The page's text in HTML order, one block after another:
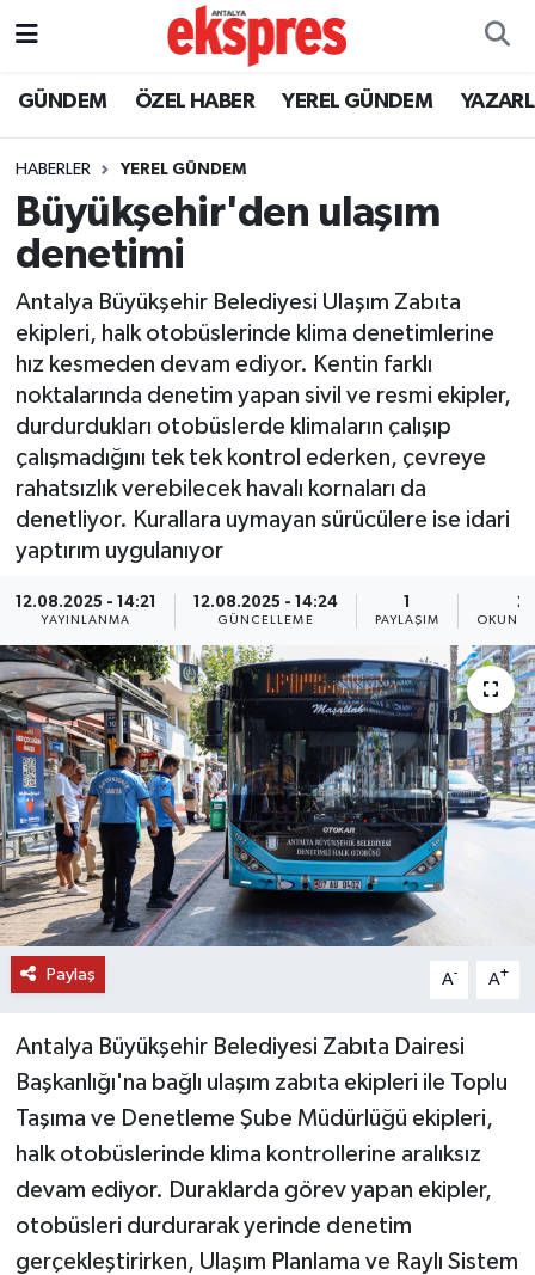
GÜNDEM ÖZEL HABER YEREL GÜNDEM
HABERLER YEREL GÜNDEM
Büyükşehir'den ulaşım
denetimi
Antalya Büyükşehir Belediyesi Ulaşım Zabıta
ekipleri, halk otobüslerinde klima denetimlerine
hız kesmeden devam ediyor. Kentin farklı
noktalarında denetim yapan sivil ve resmi ekipler,
durdurdukları otobüslerde klimaların çalışıp
çalışmadığını tek tek kontrol ederken, çevreye
rahatsızlık verebilecek havalı kornaları da
denetliyor. Kurallara uymayan sürücülere ise idari
yaptırım uygulanıyor
12.08.2025 - 14:21
YAYINLANMA
12.08.2025 - 14:24
GÜNCELLEME
1
PAYLAŞIM
2
Paylaş A- A+
Antalya Büyükşehir Belediyesi Zabıta Dairesi
Başkanlığı'na bağlı ulaşım zabıta ekipleri ile Toplu
Taşıma ve Denetleme Şube Müdürlüğü ekipleri,
halk otobüslerinde klima kontrollerine aralıksız
devam ediyor. Duraklarda görev yapan ekipler,
otobüsleri durdurarak yerinde denetim
gerçekleştirirken, Ulaşım Planlama ve Raylı Sistem
ÖZEL HABER
YEREL GÜNDEM
EKONOMİ
KÜLTÜR - SANAT
SPOR
SİYASET
SAĞLIK
TURİZM
RÖPORTAJ
VİDEO HABERLER
YAZARLAR
RESMİ İLAN
Nöbetçi Eczaneler
Trafik Durumu
Süper Lig Puan Durumu ve Fikstür
Tüm Manşetler
Son Dakika Haberleri
Haber Arşivi